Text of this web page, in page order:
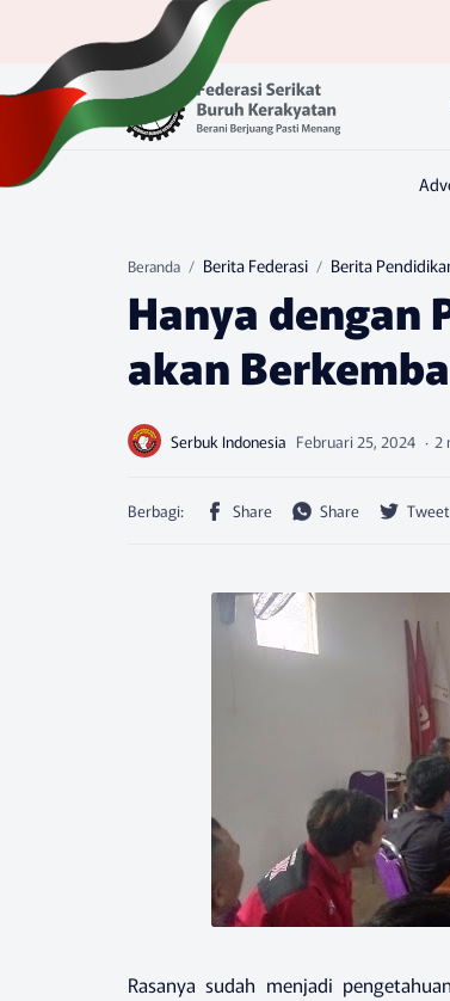
Beranda Berita Federasi Berita
Hanya dengan
akan
2
Rasanya sudah menjadi